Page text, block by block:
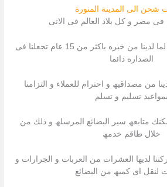
شحن الى المدينة المنورة
فى مصر و كل بلاد العالم فى الاتى
أحدث اسالیب نقل مبرد لما لدینا من خبره باكثر من 15 عام تجعلنا فى
الصداره دائما
من مصداقیھ و احترام للعملاء و التزامنا
بمواعید تسلیم و تسلم
متابعھ سیر البضائع المرسلھ و ذلك من
خلال طاقم خدمھ
لدیھا العشرات من العربات و الجرارات و
لنقل اى كمیھ من البضائع